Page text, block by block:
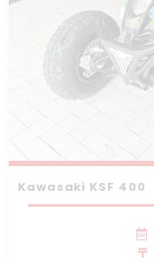
Kawasaki KSF 400